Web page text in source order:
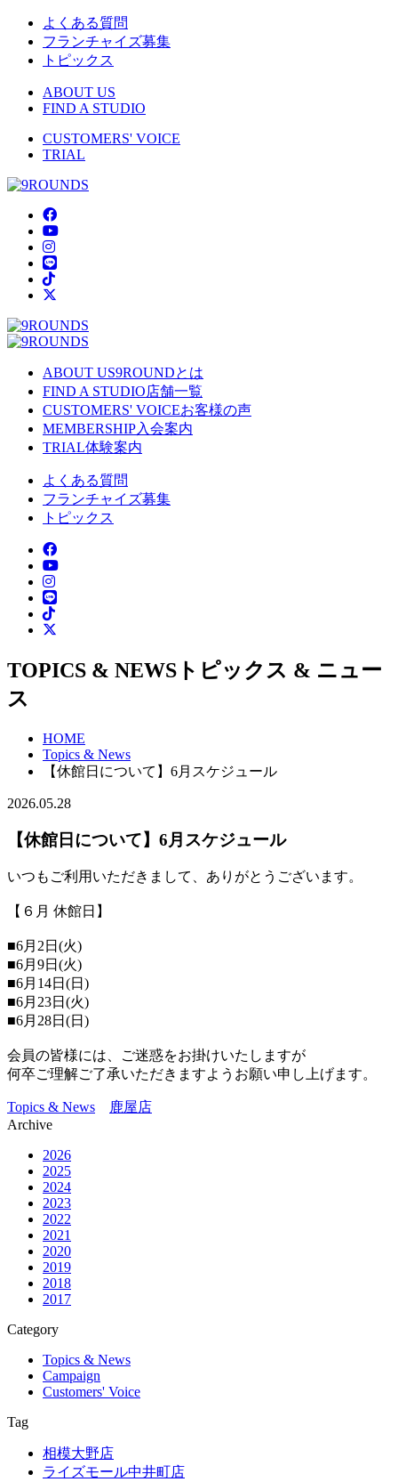
よくある質問
フランチャイズ募集
トピックス
ABOUT US
FIND A STUDIO
CUSTOMERS' VOICE
TRIAL
ABOUT US9ROUNDとは
FIND A STUDIO店舗一覧
CUSTOMERS' VOICEお客様の声
MEMBERSHIP入会案内
TRIAL体験案内
よくある質問
フランチャイズ募集
トピックス
TOPICS & NEWS トピックス & ニュー
ス
HOME
Topics & News
【休館日について】6月スケジュール
2026.05.28
【休館日について】6月スケジュール
いつもご利用いただきまして、ありがとうございます。
【６月 休館日】
■6月2日(火)
■6月9日(火)
■6月14日(日)
■6月23日(火)
■6月28日(日)
会員の皆様には、ご迷惑をお掛けいたしますが
何卒ご理解ご了承いただきますようお願い申し上げます。
Topics & News
鹿屋店
Archive
2026
2025
2024
2023
2022
2021
2020
2019
2018
2017
Category
Topics & News
Campaign
Customers' Voice
Tag
相模大野店
ライズモール中井町店